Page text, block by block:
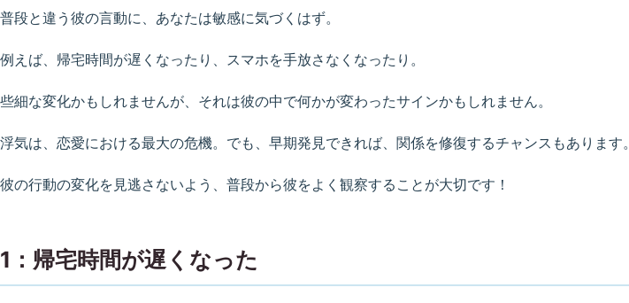
普段と違う彼の言動に、あなたは敏感に気づくはず。
例えば、帰宅時間が遅くなったり、スマホを手放さなくなったり。
些細な変化かもしれませんが、それは彼の中で何かが変わったサインかもしれません。
浮気は、恋愛における最大の危機。でも、早期発見できれば、関係を修復するチャンスもあります。
彼の行動の変化を見逃さないよう、普段から彼をよく観察することが大切です！
1：帰宅時間が遅くなった